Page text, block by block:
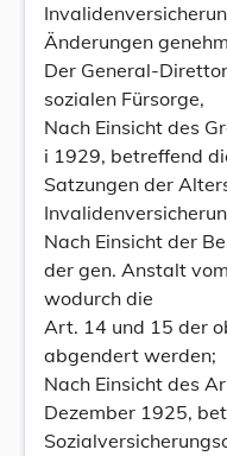
Änderungen
Der General-
sozialen Fürsorge,
Nach Einsicht des
i 1929, betreffend
Satzungen der
Nach Einsicht der
der gen. Anstalt
wodurch die
Art. 14 und 15 der
abgendert werden;
Nach Einsicht des
Dezember 1925,